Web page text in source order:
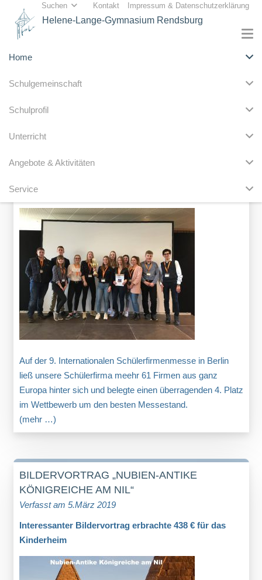
Suchen Kontakt Impressum & Datenschutzerklärung
Helene-Lange-Gymnasium Rendsburg
Home
Schulgemeinschaft
Schulprofil
Unterricht
Angebote & Aktivitäten
Service
„MEEHR“ ERFOLG AUF DER
SCHÜLERFIRMENMESSE IN BERLIN
meehr)
Auf der 9. Internationalen Schülerfirmenmesse in Berlin
ließ unsere Schülerfirma meehr 61 Firmen aus ganz
Europa hinter sich und belegte einen überragenden 4. Platz
im Wettbewerb um den besten Messestand.
(mehr …)
BILDERVORTRAG „NUBIEN-ANTIKE
KÖNIGREICHE AM NIL“
Verfasst am 5.März 2019
Interessanter Bildervortrag erbrachte 438 € für das
Kinderheim